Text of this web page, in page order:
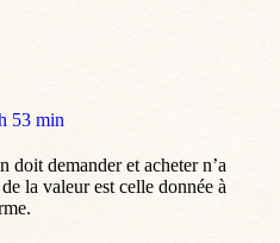
53 min
doit demander et acheter n’a
la valeur est celle donnée à